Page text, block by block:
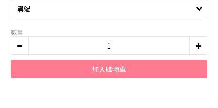
數量
加入購物車